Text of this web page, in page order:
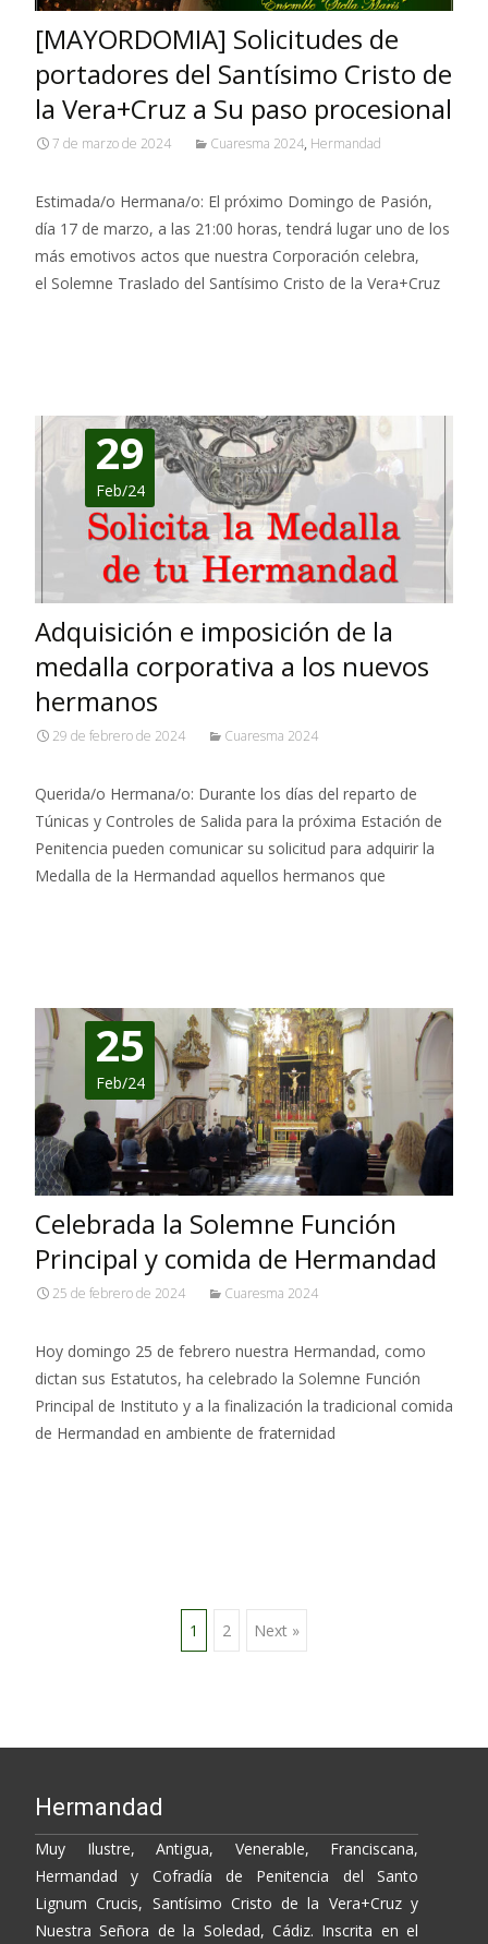
[MAYORDOMIA] Solicitudes de
portadores del Santísimo Cristo de
la Vera+Cruz a Su paso procesional
7 de marzo de 2024 Cuaresma 2024, Hermandad
Estimada/o Hermana/o: El próximo Domingo de Pasión,
día 17 de marzo, a las 21:00 horas, tendrá lugar uno de los
más emotivos actos que nuestra Corporación celebra,
el Solemne Traslado del Santísimo Cristo de la Vera+Cruz
29
Feb/24
Adquisición e imposición de la
medalla corporativa a los nuevos
hermanos
29 de febrero de 2024 Cuaresma 2024
Querida/o Hermana/o: Durante los días del reparto de
Túnicas y Controles de Salida para la próxima Estación de
Penitencia pueden comunicar su solicitud para adquirir la
Medalla de la Hermandad aquellos hermanos que
25
Feb/24
Celebrada la Solemne Función
Principal y comida de Hermandad
25 de febrero de 2024 Cuaresma 2024
Hoy domingo 25 de febrero nuestra Hermandad, como
dictan sus Estatutos, ha celebrado la Solemne Función
Principal de Instituto y a la finalización la tradicional comida
de Hermandad en ambiente de fraternidad
1 2 Next »
Hermandad
Muy Ilustre, Antigua, Venerable, Franciscana,
Hermandad y Cofradía de Penitencia del Santo
Lignum Crucis, Santísimo Cristo de la Vera+Cruz y
Nuestra Señora de la Soledad, Cádiz. Inscrita en el